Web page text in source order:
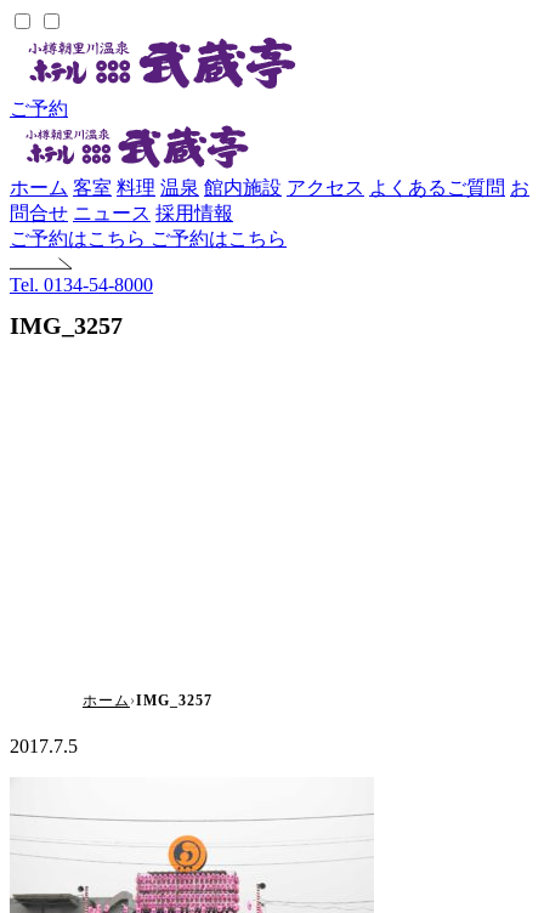
ご予約
ホーム 客室 料理 温泉 館内施設 アクセス よくあるご質問 お
問合せ ニュース 採用情報
ご予約はこちら ご予約はこちら
Tel. 0134-54-8000
IMG_3257
ホーム IMG_3257
2017.7.5